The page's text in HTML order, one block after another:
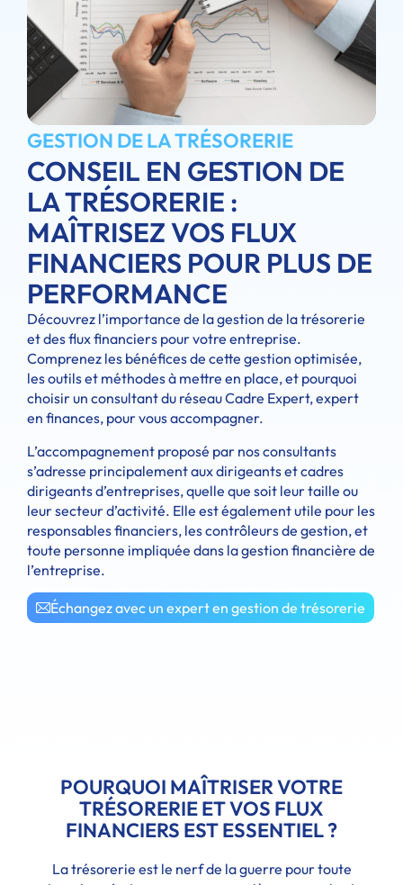
GESTION DE LA TRÉSORERIE
CONSEIL EN GESTION DE
LA TRÉSORERIE :
MAÎTRISEZ VOS FLUX
FINANCIERS POUR PLUS DE
PERFORMANCE
Découvrez l’importance de la gestion de la trésorerie
et des flux financiers pour votre entreprise.
Comprenez les bénéfices de cette gestion optimisée,
les outils et méthodes à mettre en place, et pourquoi
choisir un consultant du réseau Cadre Expert, expert
en finances, pour vous accompagner.
L’accompagnement proposé par nos consultants
s’adresse principalement aux dirigeants et cadres
dirigeants d’entreprises, quelle que soit leur taille ou
leur secteur d’activité. Elle est également utile pour les
responsables financiers, les contrôleurs de gestion, et
toute personne impliquée dans la gestion financière de
l’entreprise.
Échangez avec un expert en gestion de trésorerie
POURQUOI MAÎTRISER VOTRE
TRÉSORERIE ET VOS FLUX
FINANCIERS EST ESSENTIEL ?
La trésorerie est le nerf de la guerre pour toute